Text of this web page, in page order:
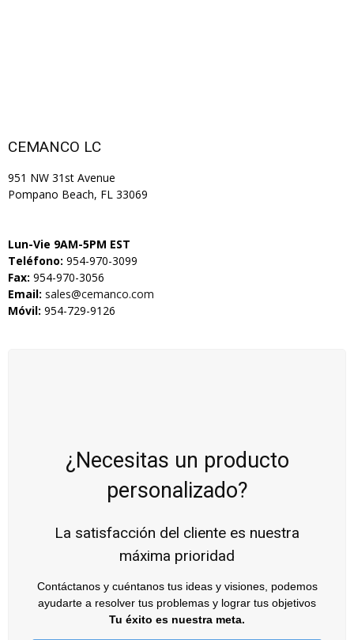
CEMANCO LC
951 NW 31st Avenue
Pompano Beach, FL 33069
Lun-Vie 9AM-5PM EST
Teléfono: 954-970-3099
Fax: 954-970-3056
Email: sales@cemanco.com
Móvil: 954-729-9126
¿Necesitas un producto
personalizado?
La satisfacción del cliente es nuestra
máxima prioridad
Contáctanos y cuéntanos tus ideas y visiones, podemos
ayudarte a resolver tus problemas y lograr tus objetivos
Tu éxito es nuestra meta.